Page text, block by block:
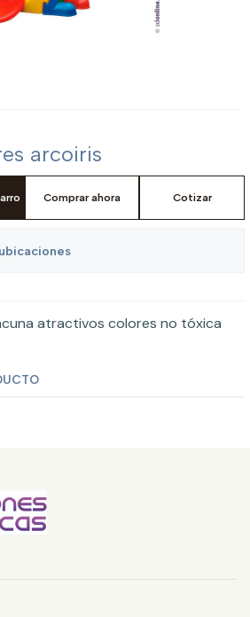
arcoiris
Comprar ahora Cotizar
atractivos colores no tóxica